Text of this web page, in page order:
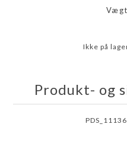
Ikke på
Produkt- og